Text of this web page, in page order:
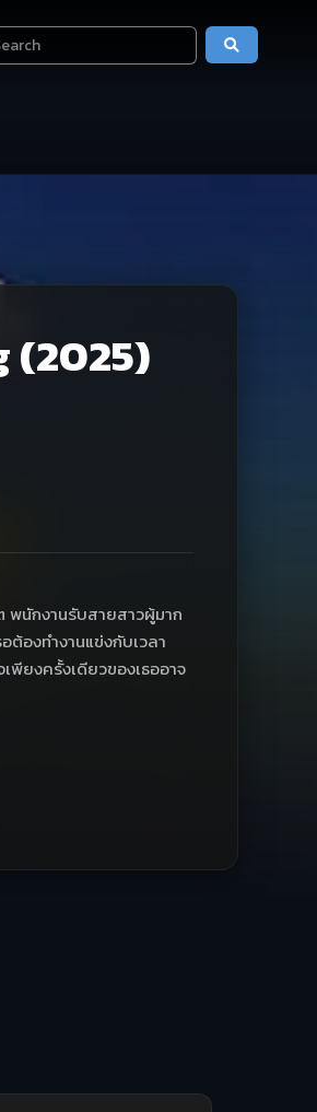
(2025)
พนักงานรับสายสาวผู้มาก
ต้องทำงานแข่งกับเวลา
พียงครั้งเดียวของเธออาจ